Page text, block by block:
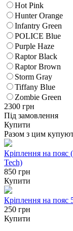
Hot Pink
Hunter Orange
Infantry Green
POLICE Blue
Purple Haze
Raptor Black
Raptor Brown
Storm Gray
Tiffany Blue
Zombie Green
2300 грн
Під замовлення
Купити
Разом з цим
Кріплення на
Tech)
850 грн
Купити
Кріплення на пояс
250 грн
Купити